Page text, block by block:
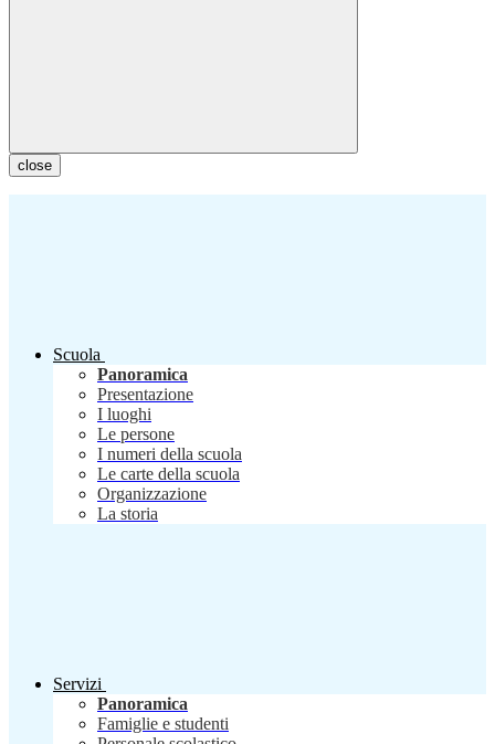
close
Scuola
Panoramica
Presentazione
I luoghi
Le persone
I numeri della scuola
Le carte della scuola
Organizzazione
La storia
Servizi
Panoramica
Famiglie e studenti